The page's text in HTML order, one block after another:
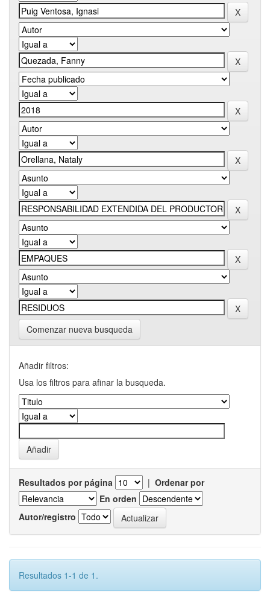
Comenzar nueva busqueda
Añadir filtros:
Usa los filtros para afinar la busqueda.
Resultados por página | Ordenar por
En orden
Autor/registro
Resultados 1-1 de 1.